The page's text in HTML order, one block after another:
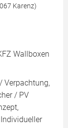
Karenz)
Wallboxen
Verpachtung,
/ PV